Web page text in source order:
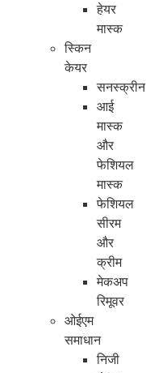
हेयर
मास्क
स्किन
केयर
सनस्क्रीन
आई
मास्क
और
फेशियल
मास्क
फेशियल
सीरम
और
क्रीम
मेकअप
रिमूवर
ओईएम
समाधान
निजी